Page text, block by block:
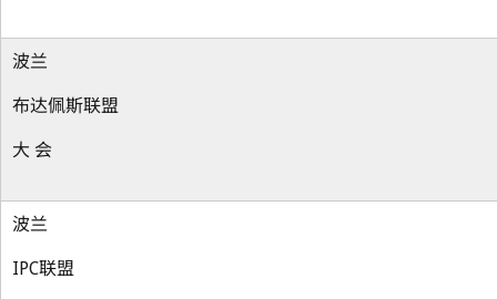
波兰
布达佩斯联盟
大 会
波兰
IPC联盟